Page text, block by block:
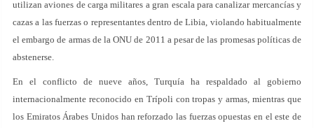
utilizan aviones de carga militares a gran escala para canalizar mercancías y
cazas a las fuerzas o representantes dentro de Libia, violando habitualmente
el embargo de armas de la ONU de 2011 a pesar de las promesas políticas de
abstenerse.
En el conflicto de nueve años, Turquía ha respaldado al gobierno
internacionalmente reconocido en Trípoli con tropas y armas, mientras que
los Emiratos Árabes Unidos han reforzado las fuerzas opuestas en el este de